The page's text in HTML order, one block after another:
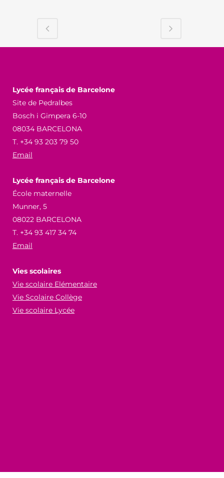
Lycée français de Barcelone
Site de Pedralbes
Bosch i Gimpera 6-10
08034 BARCELONA
T. +34 93 203 79 50
Email
Lycée français de Barcelone
École maternelle
Munner, 5
08022 BARCELONA
T. +34 93 417 34 74
Email
Vies scolaires
Vie scolaire Elémentaire
Vie Scolaire Collège
Vie scolaire Lycée